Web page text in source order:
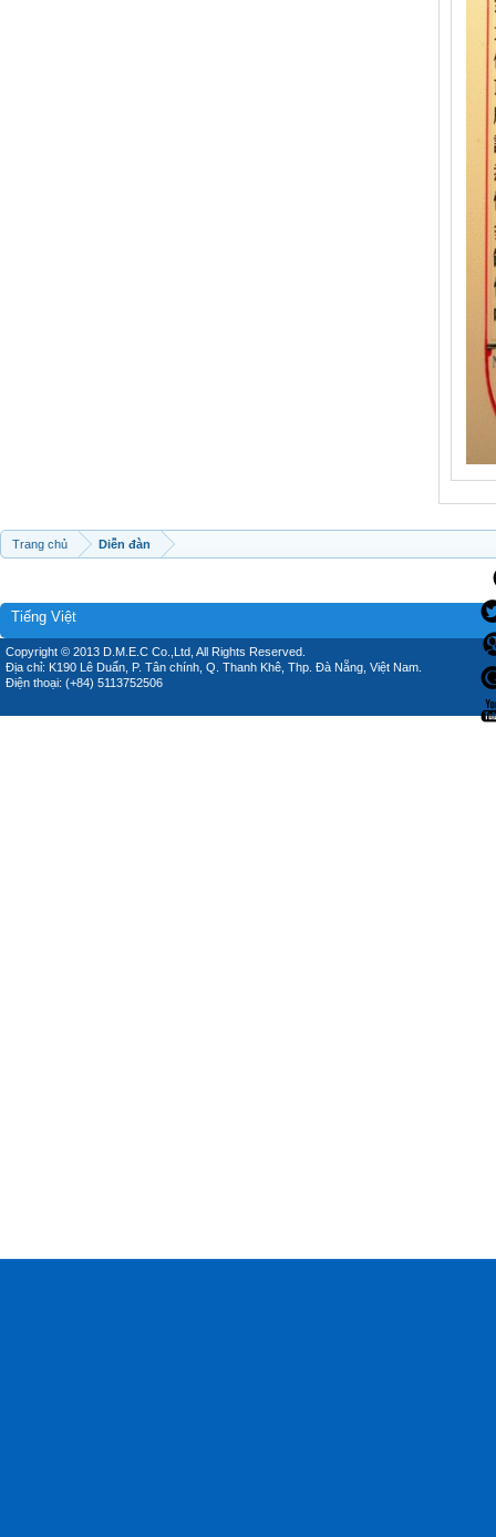
Trang chủ Diễn đàn
Tiếng Việt
Copyright © 2013 D.M.E.C Co.,Ltd, All Rights Reserved.
Địa chỉ: K190 Lê Duẩn, P. Tân chính, Q. Thanh Khê, Thp. Đà Nẵng, Việt Nam.
Điện thoại: (+84) 5113752506